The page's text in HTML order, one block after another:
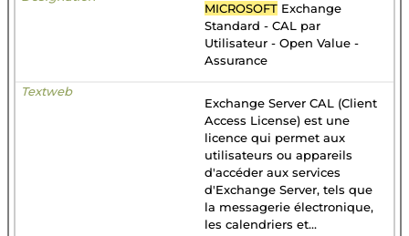
MICROSOFT Exchange
Standard - CAL par
Utilisateur - Open Value -
Assurance
Exchange Server CAL (Client
Access License) est une
licence qui permet aux
utilisateurs ou appareils
d'accéder aux services
d'Exchange Server, tels que
la messagerie électronique,
les calendriers et...